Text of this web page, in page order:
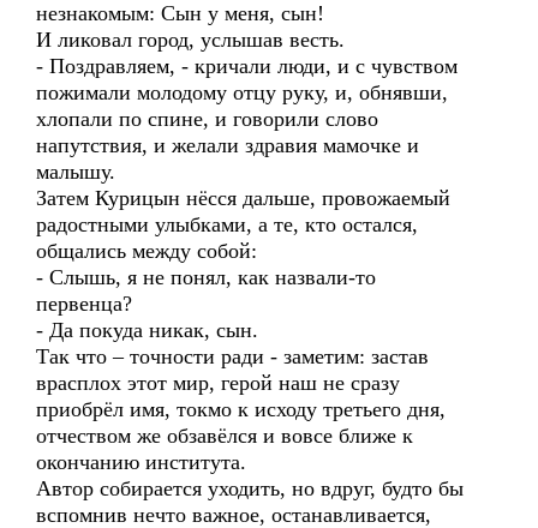
незнакомым: Сын у меня, сын!
И ликовал город, услышав весть.
- Поздравляем, - кричали люди, и с чувством
пожимали молодому отцу руку, и, обнявши,
хлопали по спине, и говорили слово
напутствия, и желали здравия мамочке и
малышу.
Затем Курицын нёсся дальше, провожаемый
радостными улыбками, а те, кто остался,
общались между собой:
- Слышь, я не понял, как назвали-то
первенца?
- Да покуда никак, сын.
Так что – точности ради - заметим: застав
врасплох этот мир, герой наш не сразу
приобрёл имя, токмо к исходу третьего дня,
отчеством же обзавёлся и вовсе ближе к
окончанию института.
Автор собирается уходить, но вдруг, будто бы
вспомнив нечто важное, останавливается,